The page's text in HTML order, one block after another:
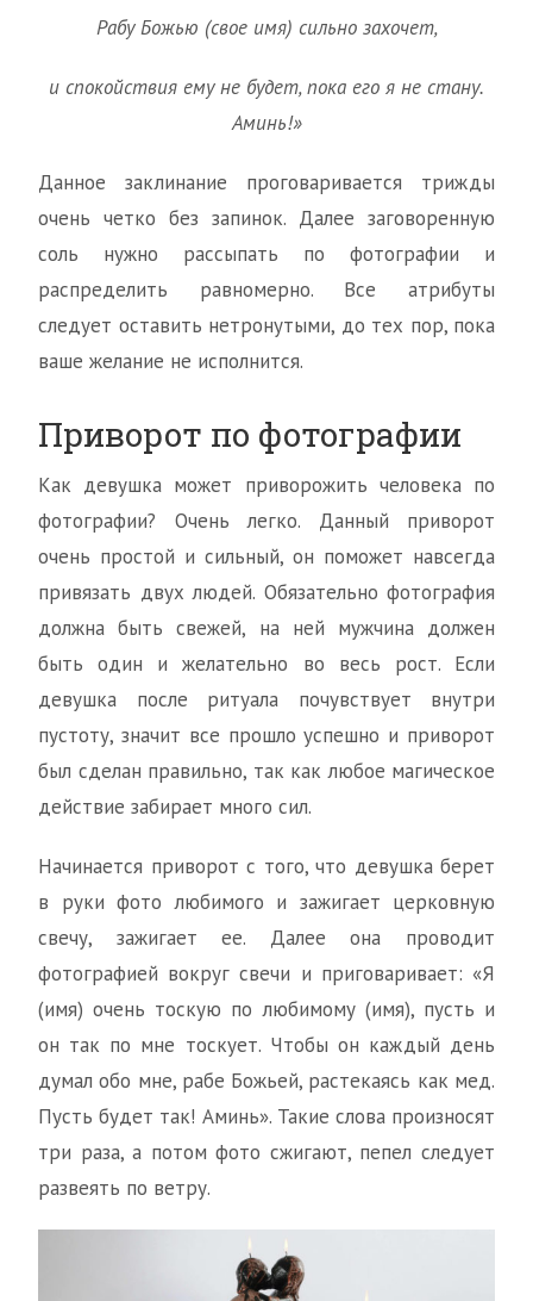
Рабу Божью (свое имя) сильно захочет,
и спокойствия ему не будет, пока его я не стану.
Аминь!»
Данное заклинание проговаривается трижды
очень четко без запинок. Далее заговоренную
соль нужно рассыпать по фотографии и
распределить равномерно. Все атрибуты
следует оставить нетронутыми, до тех пор, пока
ваше желание не исполнится.
Приворот по фотографии
Как девушка может приворожить человека по
фотографии? Очень легко. Данный приворот
очень простой и сильный, он поможет навсегда
привязать двух людей. Обязательно фотография
должна быть свежей, на ней мужчина должен
быть один и желательно во весь рост. Если
девушка после ритуала почувствует внутри
пустоту, значит все прошло успешно и приворот
был сделан правильно, так как любое магическое
действие забирает много сил.
Начинается приворот с того, что девушка берет
в руки фото любимого и зажигает церковную
свечу, зажигает ее. Далее она проводит
фотографией вокруг свечи и приговаривает: «Я
(имя) очень тоскую по любимому (имя), пусть и
он так по мне тоскует. Чтобы он каждый день
думал обо мне, рабе Божьей, растекаясь как мед.
Пусть будет так! Аминь». Такие слова произносят
три раза, а потом фото сжигают, пепел следует
развеять по ветру.